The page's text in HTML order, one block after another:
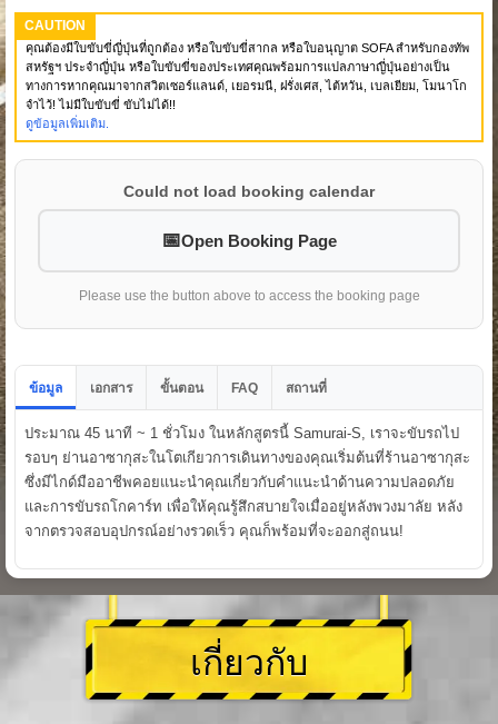
CAUTION
คุณต้องมีใบขับขี่ญี่ปุ่นที่ถูกต้อง หรือใบขับขี่สากล หรือใบอนุญาต SOFA สำหรับกองทัพ
สหรัฐฯ ประจำญี่ปุ่น หรือใบขับขี่ของประเทศคุณพร้อมการแปลภาษาญี่ปุ่นอย่างเป็น
ทางการหากคุณมาจากสวิตเซอร์แลนด์, เยอรมนี, ฝรั่งเศส, ไต้หวัน, เบลเยียม, โมนาโก
จำไว้! ไม่มีใบขับขี่ ขับไม่ได้!!
ดูข้อมูลเพิ่มเติม.
Could not load booking calendar
Open Booking Page
Please use the button above to access the booking page
ข้อมูล เอกสาร ขั้นตอน FAQ สถานที่
ประมาณ 45 นาที ~ 1 ชั่วโมง ในหลักสูตรนี้ Samurai-S, เราจะขับรถไป
รอบๆ ย่านอาซากุสะในโตเกียวการเดินทางของคุณเริ่มต้นที่ร้านอาซากุสะ
ซึ่งมีไกด์มืออาชีพคอยแนะนำคุณเกี่ยวกับคำแนะนำด้านความปลอดภัย
และการขับรถโกคาร์ท เพื่อให้คุณรู้สึกสบายใจเมื่ออยู่หลังพวงมาลัย หลัง
จากตรวจสอบอุปกรณ์อย่างรวดเร็ว คุณก็พร้อมที่จะออกสู่ถนน!
เกี่ยวกับ